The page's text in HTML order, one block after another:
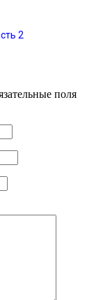
2
поля